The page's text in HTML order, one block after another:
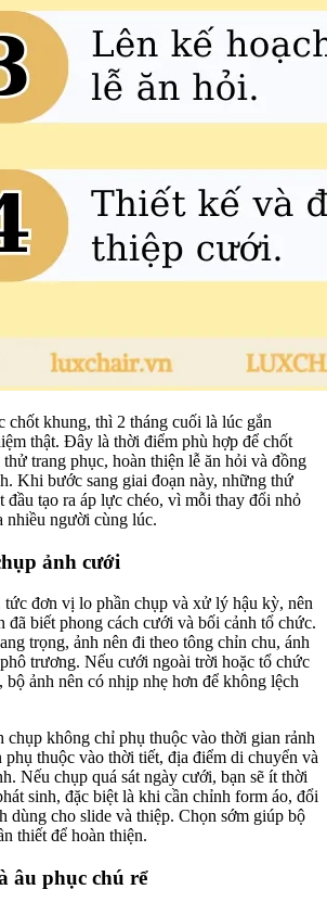
chốt khung, thì 2 tháng cuối là lúc gắn
thật. Đây là thời điểm phù hợp để chốt
trang phục, hoàn thiện lễ ăn hỏi và đồng
Khi bước sang giai đoạn này, những thứ
đầu tạo ra áp lực chéo, vì mỗi thay đổi nhỏ
nhiều người cùng lúc.
ảnh cưới
tức đơn vị lo phần chụp và xử lý hậu kỳ, nên
đã biết phong cách cưới và bối cảnh tổ chức.
trọng, ảnh nên đi theo tông chỉn chu, ánh
trương. Nếu cưới ngoài trời hoặc tổ chức
bộ ảnh nên có nhịp nhẹ hơn để không lệch
không chỉ phụ thuộc vào thời gian rảnh
phụ thuộc vào thời tiết, địa điểm di chuyển và
Nếu chụp quá sát ngày cưới, bạn sẽ ít thời
sinh, đặc biệt là khi cần chỉnh form áo, đổi
dùng cho slide và thiệp. Chọn sớm giúp bộ
thiết để hoàn thiện.
âu phục chú rể